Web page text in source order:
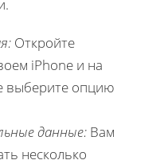
Откройте
iPhone и на
выберите опцию
данные: Вам
несколько